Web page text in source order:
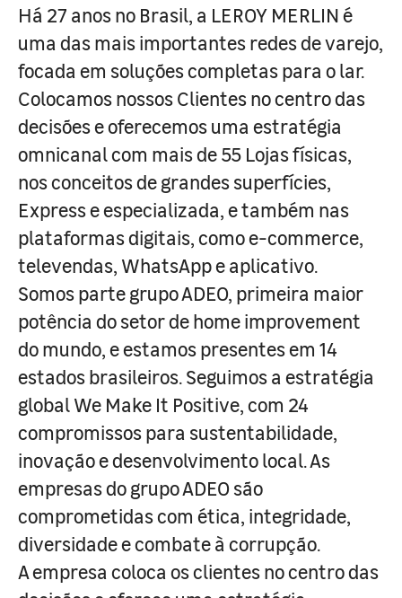
Há 27 anos no Brasil, a LEROY MERLIN é
uma das mais importantes redes de varejo,
focada em soluções completas para o lar.
Colocamos nossos Clientes no centro das
decisões e oferecemos uma estratégia
omnicanal com mais de 55 Lojas físicas,
nos conceitos de grandes superfícies,
Express e especializada, e também nas
plataformas digitais, como e-commerce,
televendas, WhatsApp e aplicativo.
Somos parte grupo ADEO, primeira maior
potência do setor de home improvement
do mundo, e estamos presentes em 14
estados brasileiros. Seguimos a estratégia
global We Make It Positive, com 24
compromissos para sustentabilidade,
inovação e desenvolvimento local. As
empresas do grupo ADEO são
comprometidas com ética, integridade,
diversidade e combate à corrupção.
A empresa coloca os clientes no centro das